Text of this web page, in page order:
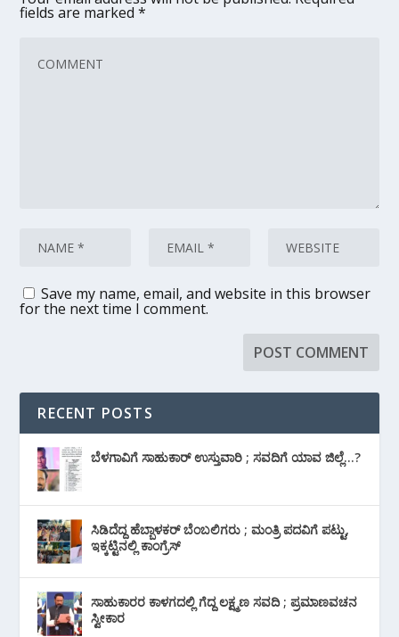
fields are marked*
Save my name, email, and website in this browser
for the next time I comment.
RECENT POSTS
ಬೆಳಗಾವಿಗೆ ಸಾಹುಕಾರ್ ಉಸ್ತುವಾರಿ ; ಸವದಿಗೆ ಯಾವ ಜಿಲ್ಲೆ…?
ಸಿಡಿದೆದ್ದ ಹೆಬ್ಬಾಳಕರ್ ಬೆಂಬಲಿಗರು ; ಮಂತ್ರಿ ಪದವಿಗೆ ‌ಪಟ್ಟು,
ಇಕ್ಕಟ್ಟಿನಲ್ಲಿ ಕಾಂಗ್ರೆಸ್
ಸಾಹುಕಾರರ ಕಾಳಗದಲ್ಲಿ ಗೆದ್ದ ಲಕ್ಷ್ಮಣ ಸವದಿ ; ಪ್ರಮಾಣವಚನ
ಸ್ವೀಕಾರ